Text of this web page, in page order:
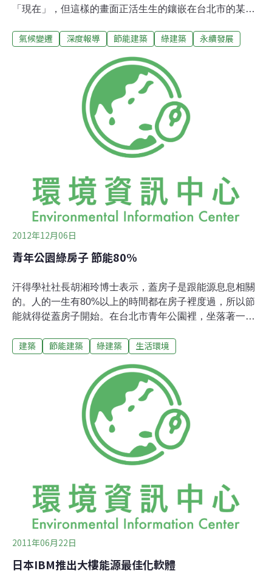
「現在」，但這樣的畫面正活生生的鑲嵌在台北市的某個
立」的大叔，用了20幾年的時間，從天馬行空的思考飛
適居思維的揉合一早在被窩裡醒來，看著窗外陽光輕倚在
吐露杉木特有香氣的陽台上，一天就是這麼愉悅的開始，
這不是墾丁的渡假小木屋，這是「阿立的家」。原本是老
舊民宅，經屋主阿立把包括建築、綠建築、風電機、太陽
能板等相關領域之知識，咀嚼融會，實作改造成現在這樣
令人驚豔的住宅。現今的結構已非以往的鋼筋混凝土，而
是一樓鋼構與二樓南方松與杉木的共構建築，「這房子要
住的舒適，天天都是小木屋渡假日，於是便把這兩個想法
揉合實行了。」阿立這樣分享著。房間內滿是木頭芬芳的
氣候變遷 深度報導 節能建築 綠建築 永續發展
2012年12月06日
青年公園綠房子 節能80%
汗得學社社長胡湘玲博士表示，蓋房子是跟能源息息相關
的。人的一生有80%以上的時間都在房子裡度過，所以節
能就得從蓋房子開始。在台北市青年公園裡，坐落著一棟
福田捐贈、汗得學社規劃、九典聯合建築師事務所設計監
網站介紹，「主動使用太陽能 + 被動使用太陽能」的設計
概念，這棟太陽房子能比一般建築物節能80%。什麼是被
動使用太陽能呢？就是透過完整的屋殼節能系統，加上隔
熱的門窗，並搭配適當的通風、採光，以及節能空調的設
計，將建築物的能源消耗降到最低。太陽房子裡的宣導看
板寫到，一個沒有隔熱系統的房子，有70%以上的能源會
從各處四散到屋外。而一棟房子中，消耗最多能源的其實
是以熱能的方式消耗掉，所以如何保存或阻擋多餘的熱，
是太陽房子被動使用太陽能的重要關鍵。
建築 節能建築 綠建築 生活環境
2011年06月22日
日本IBM推出大樓能源最佳化軟體